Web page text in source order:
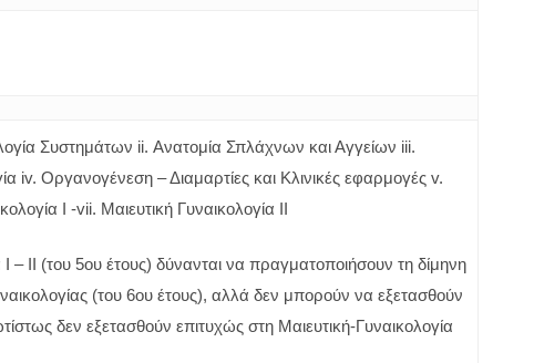
Συστημάτων ii. Ανατομία Σπλάχνων και Αγγείων iii.
Οργανογένεση – Διαμαρτίες και Κλινικές εφαρμογές v.
Ι -vii. Μαιευτική Γυναικολογία ΙΙ
– ΙΙ (του 5ου έτους) δύνανται να πραγματοποιήσουν τη δίμηνη
(του 6ου έτους), αλλά δεν μπορούν να εξετασθούν
δεν εξετασθούν επιτυχώς στη Μαιευτική-Γυναικολογία